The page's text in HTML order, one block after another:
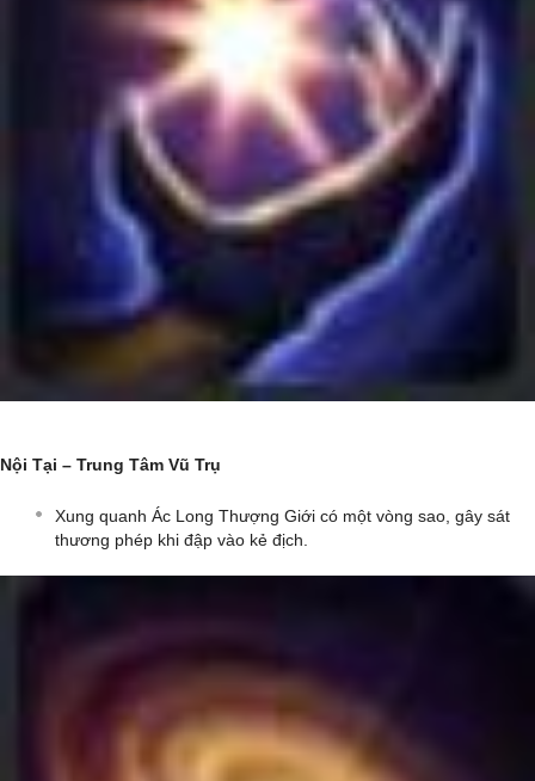
Nội Tại – Trung Tâm Vũ Trụ
Xung quanh Ác Long Thượng Giới có một vòng sao, gây sát
thương phép khi đập vào kẻ địch.